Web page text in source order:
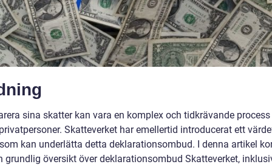
sina skatter kan vara en komplex och tidkrävande
Skatteverket har emellertid introducerat ett
kan underlätta detta deklarationsombud. I denna artikel
grundlig översikt över deklarationsombud Skatteverket,